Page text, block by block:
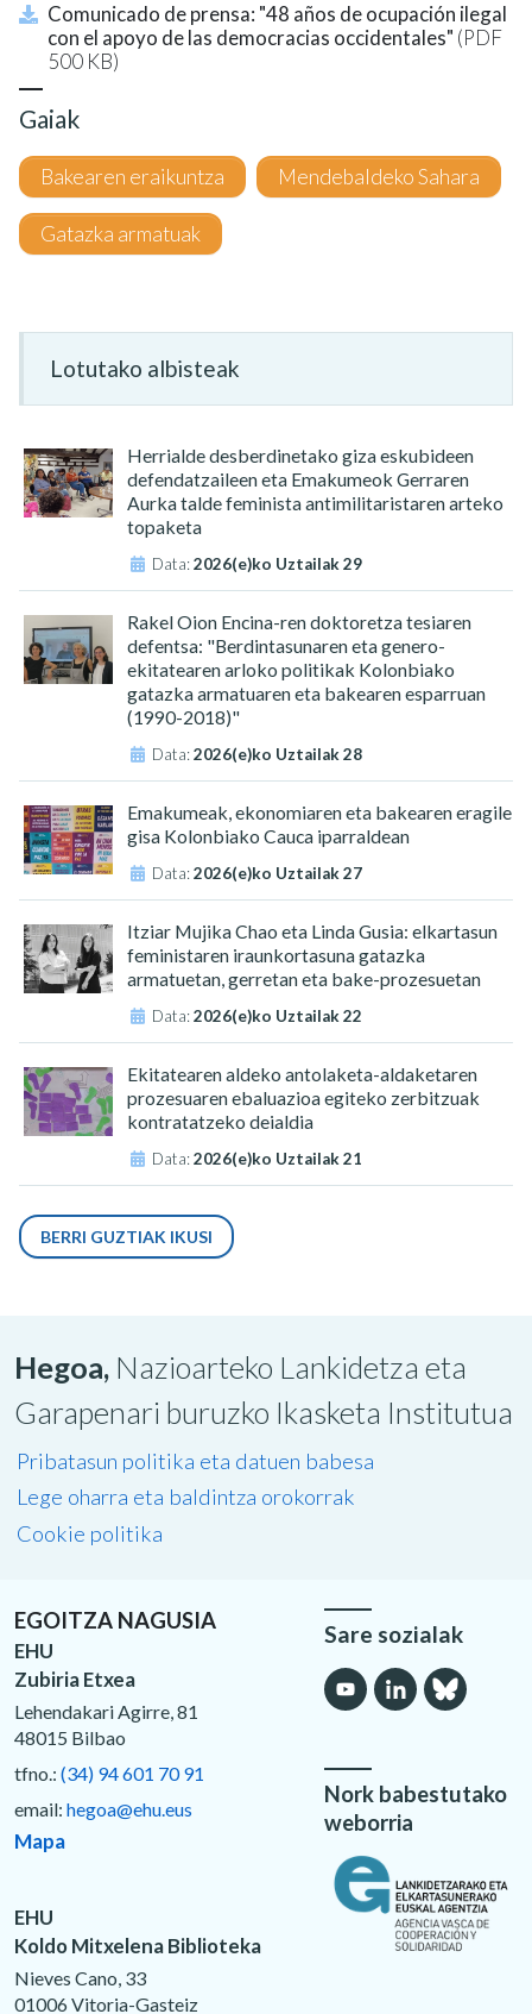
Comunicado de prensa: "48 años de ocupación ilegal
con el apoyo de las democracias occidentales" (PDF
500 KB)
Gaiak
Bakearen eraikuntza Mendebaldeko Sahara
Gatazka armatuak
Lotutako albisteak
Herrialde desberdinetako giza eskubideen
defendatzaileen eta Emakumeok Gerraren
Aurka talde feminista antimilitaristaren arteko
topaketa
Data:2026(e)ko Uztailak 29
Rakel Oion Encina-ren doktoretza tesiaren
defentsa: "Berdintasunaren eta genero-
ekitatearen arloko politikak Kolonbiako
gatazka armatuaren eta bakearen esparruan
(1990-2018)"
Data:2026(e)ko Uztailak 28
Emakumeak, ekonomiaren eta bakearen eragile
gisa Kolonbiako Cauca iparraldean
Data:2026(e)ko Uztailak 27
Itziar Mujika Chao eta Linda Gusia: elkartasun
feministaren iraunkortasuna gatazka
armatuetan, gerretan eta bake-prozesuetan
Data:2026(e)ko Uztailak 22
Ekitatearen aldeko antolaketa-aldaketaren
prozesuaren ebaluazioa egiteko zerbitzuak
kontratatzeko deialdia
Data:2026(e)ko Uztailak 21
BERRI GUZTIAK IKUSI
Hegoa, Nazioarteko Lankidetza eta
Garapenari buruzko Ikasketa Institutua
Pribatasun politika eta datuen babesa
Lege oharra eta baldintza orokorrak
Cookie politika
EGOITZA NAGUSIA
EHU
Zubiria Etxea
Lehendakari Agirre, 81
48015 Bilbao
tfno.: (34) 94 601 70 91
email: hegoa@ehu.eus
Mapa
EHU
Koldo Mitxelena Biblioteka
Nieves Cano, 33
01006 Vitoria-Gasteiz
Sare sozialak
Nork babestutako
weborria